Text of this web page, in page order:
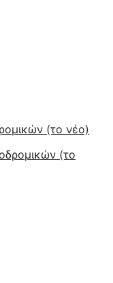
(το νέο)
(το